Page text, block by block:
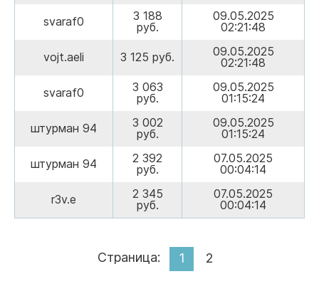
svaraf0
3 188
руб.
09.05.2025
02:21:48
vojt.aeli 3 125 руб.
09.05.2025
02:21:48
svaraf0
3 063
руб.
09.05.2025
01:15:24
штурман 94
3 002
руб.
09.05.2025
01:15:24
штурман 94
2 392
руб.
07.05.2025
00:04:14
r3v.e
2 345
руб.
07.05.2025
00:04:14
Страница: 1 2